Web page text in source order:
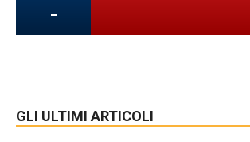
-
GLI ULTIMI ARTICOLI